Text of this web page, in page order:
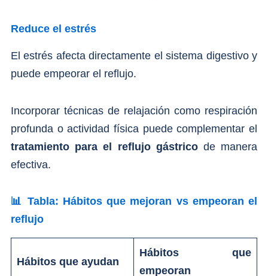
Reduce el estrés
El estrés afecta directamente el sistema digestivo y
puede empeorar el reflujo.
Incorporar técnicas de relajación como respiración
profunda o actividad física puede complementar el
tratamiento para el reflujo gástricode manera
efectiva.
📊 Tabla: Hábitos que mejoran vs empeoran el
reflujo
Hábitos que ayudan
Hábitos que
empeoran